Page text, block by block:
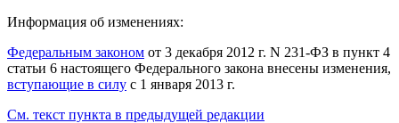
Информация об изменениях:
Федеральным законом от 3 декабря 2012 г. N 231-ФЗ в пункт 4
статьи 6 настоящего Федерального закона внесены изменения,
вступающие в силу с 1 января 2013 г.
См. текст пункта в предыдущей редакции